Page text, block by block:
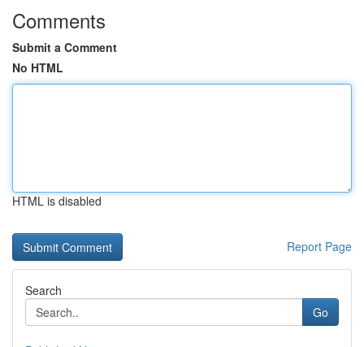
Comments
Submit a Comment
No HTML
HTML is disabled
Report Page
Search
Go